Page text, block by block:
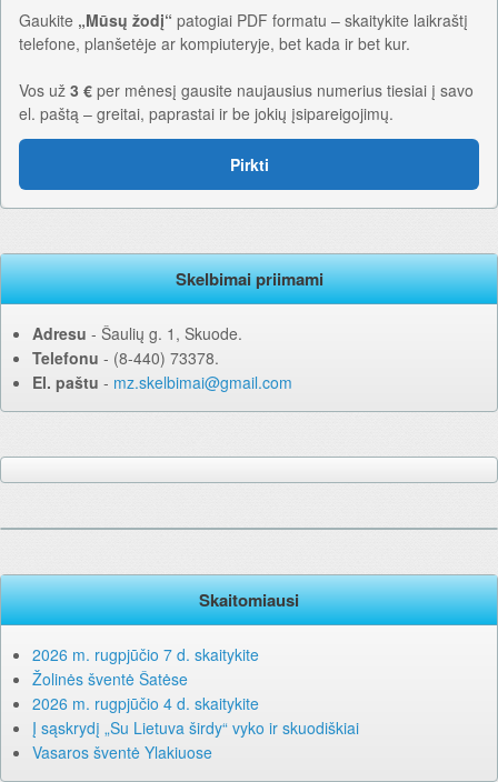
Gaukite „Mūsų žodį“ patogiai PDF formatu – skaitykite laikraštį
telefone, planšetėje ar kompiuteryje, bet kada ir bet kur.
Vos už 3 € per mėnesį gausite naujausius numerius tiesiai į savo
el. paštą – greitai, paprastai ir be jokių įsipareigojimų.
Pirkti
Skelbimai priimami
Adresu ‐ Šaulių g. 1, Skuode.
Telefonu ‐ (8-440) 73378.
El. paštu ‐ mz.skelbimai@gmail.com
Skaitomiausi
2026 m. rugpjūčio 7 d. skaitykite
Žolinės šventė Šatėse
2026 m. rugpjūčio 4 d. skaitykite
Į sąskrydį „Su Lietuva širdy“ vyko ir skuodiškiai
Vasaros šventė Ylakiuose